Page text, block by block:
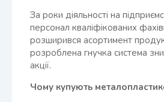
За роки діяльності на
персонал кваліфікованих
розширився асортимент
розроблена гнучка система
акції.
Чому купують